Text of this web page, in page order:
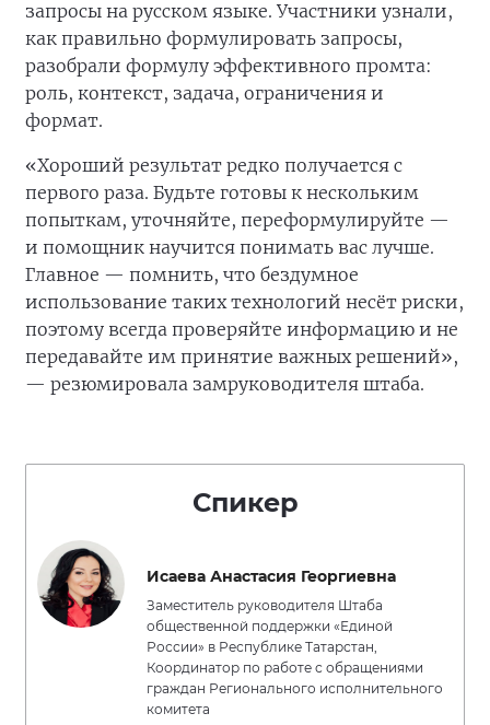
запросы на русском языке. Участники узнали,
как правильно формулировать запросы,
разобрали формулу эффективного промта:
роль, контекст, задача, ограничения и
формат.
«Хороший результат редко получается с
первого раза. Будьте готовы к нескольким
попыткам, уточняйте, переформулируйте —
и помощник научится понимать вас лучше.
Главное — помнить, что бездумное
использование таких технологий несёт риски,
поэтому всегда проверяйте информацию и не
передавайте им принятие важных решений»,
— резюмировала замруководителя штаба.
Спикер
Исаева Анастасия Георгиевна
Заместитель руководителя Штаба
общественной поддержки «Единой
России» в Республике Татарстан,
Координатор по работе с обращениями
граждан Регионального исполнительного
комитета